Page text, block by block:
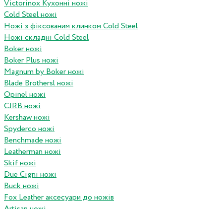
Victorinox Кухонні ножі
Cold Steel ножі
Ножі з фіксованим клинком Cold Steel
Ножі складні Cold Steel
Boker ножі
Boker Plus ножі
Magnum by Boker ножі
Blade Brothersl ножі
Opinel ножі
CJRB ножі
Kershaw ножі
Spyderco ножі
Benchmade ножі
Leatherman ножі
Skif ножі
Due Cigni ножі
Buck ножі
Fox Leather аксесуари до ножів